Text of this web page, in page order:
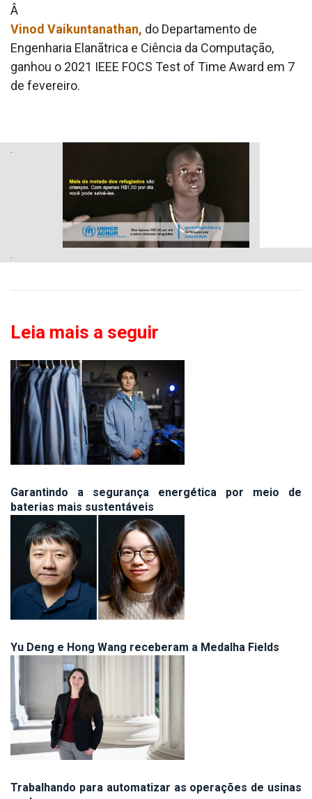
Â
Vinod Vaikuntanathan, do Departamento de
Engenharia Elanãtrica e Ciência da Computação,
ganhou o 2021 IEEE FOCS Test of Time Award em 7
de fevereiro.
.
.
Leia mais a seguir
Garantindo a segurança energética por meio de
baterias mais sustentáveis
Yu Deng e Hong Wang receberam a Medalha Fields
Trabalhando para automatizar as operações de usinas